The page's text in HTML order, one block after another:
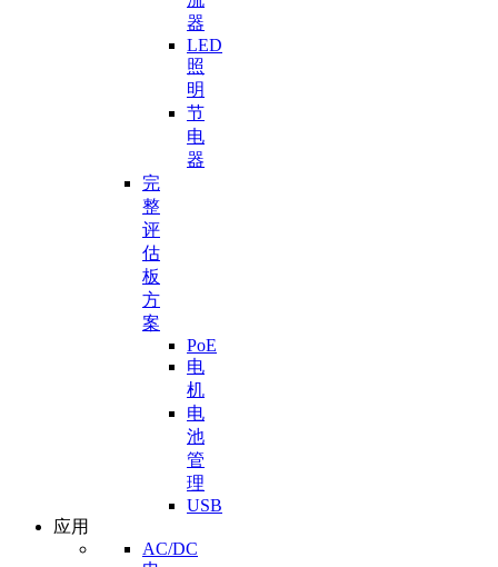
器
LED
照
明
节
电
器
完
整
评
估
板
方
案
PoE
电
机
电
池
管
理
USB
应用
AC/DC